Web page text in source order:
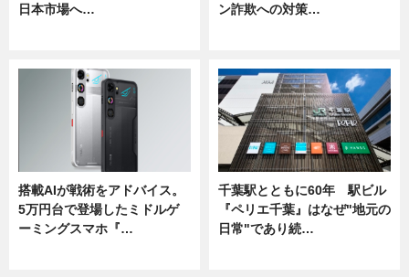
日本市場へ…
ン詐欺への対策…
搭載AIが戦術をアドバイス。
5万円台で登場したミドルゲ
ーミングスマホ『…
千葉駅とともに60年 駅ビル
『ペリエ千葉』はなぜ"地元の
日常"であり続…